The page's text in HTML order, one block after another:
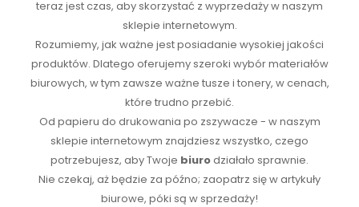
teraz jest czas, aby skorzystać z wyprzedaży w naszym
sklepie internetowym.
Rozumiemy, jak ważne jest posiadanie wysokiej jakości
produktów. Dlatego oferujemy szeroki wybór materiałów
biurowych, w tym zawsze ważne tusze i tonery, w cenach,
które trudno przebić.
Od papieru do drukowania po zszywacze - w naszym
sklepie internetowym znajdziesz wszystko, czego
potrzebujesz, aby Twoje biurodziałało sprawnie.
Nie czekaj, aż będzie za późno; zaopatrz się w artykuły
biurowe, póki są w sprzedaży!